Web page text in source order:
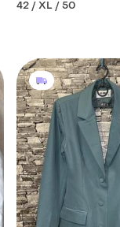
42 / XL / 50